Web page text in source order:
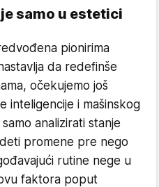
samo u estetici
pionirima
da redefinše
očekujemo još
inteligencije i mašinskog
analizirati stanje
promene pre nego
rutine nege u
faktora poput